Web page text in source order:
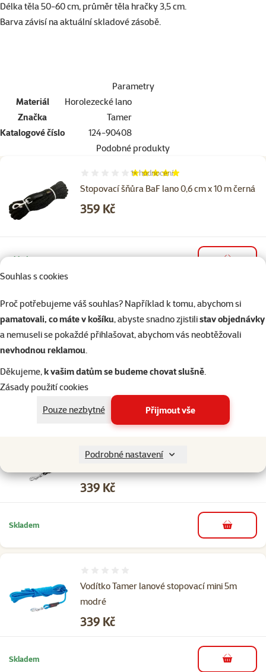
Souhlas s cookies
Proč potřebujeme váš souhlas? Například k tomu, abychom si
pamatovali, co máte v košíku, abyste snadno zjistilistav objednávky
a nemuseli se pokaždé přihlašovat, abychom vás neobtěžovali
nevhodnou reklamou.
Děkujeme,k vašim datům se budeme chovat slušně.
Zásady použití cookies
Pouze nezbytné
Přijmout vše
Podrobné nastavení
Délka těla 50-60 cm, průměr těla hračky 3,5 cm.
Barva závisí na aktuální skladové zásobě.
Parametry
Materiál
Horolezecké lano
Značka
Tamer
Katalogové číslo
124-90408
Podobné produkty
Stopovací šňůra BaF lano 0,6 cm x 10 m černá
Hodnocení 100%, počet hodnocení: 1
1×hodnocení
Cena
359 Kč
Skladem do košíku
Hračka pro psy Trixie pešek juta 60*7cm
Hodnocení 20%, počet hodnocení: 1
1×hodnocení
Cena
349 Kč
Skladem do košíku
Vodítko Tamer lanové stopovací mini 5m
Cena
339 Kč
Skladem do košíku
Vodítko Tamer lanové stopovací mini 5m
modré
Cena
339 Kč
Skladem do košíku